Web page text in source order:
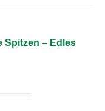
Spitzen – Edles